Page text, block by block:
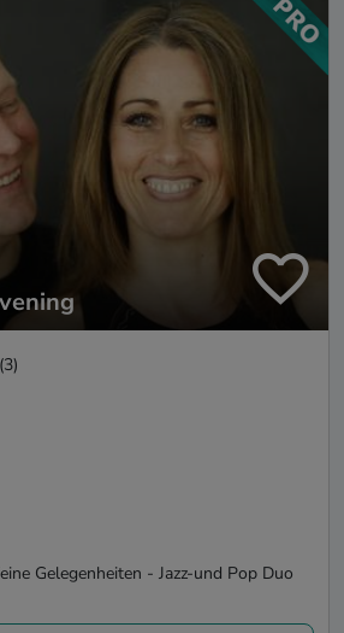
(3)
Gelegenheiten - Jazz-und Pop Duo